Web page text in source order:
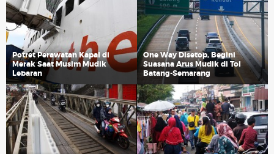
Potret Perawatan Kapal di
Merak Saat Musim Mudik
Lebaran
One Way Disetop, Begini
Suasana Arus Mudik di Tol
Batang-Semarang